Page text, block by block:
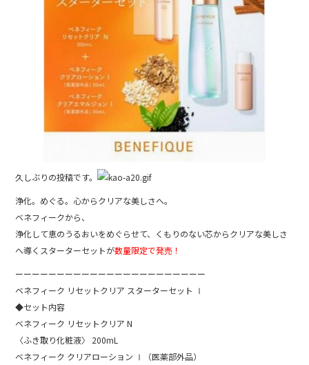
久しぶりの投稿です。
浄化。めぐる。心からクリアな美しさへ。
ベネフィークから、
浄化して恵のうるおいをめぐらせて、くもりのない芯からクリアな美しさ
へ導くスターターセットが数量限定で発売！
ーーーーーーーーーーーーーーーーーーーーーーー
ベネフィーク リセットクリア スターターセット Ⅰ
◆セット内容
ベネフィーク リセットクリア N
〈ふき取り化粧液〉 200mL
ベネフィーク クリアローション Ⅰ（医薬部外品）